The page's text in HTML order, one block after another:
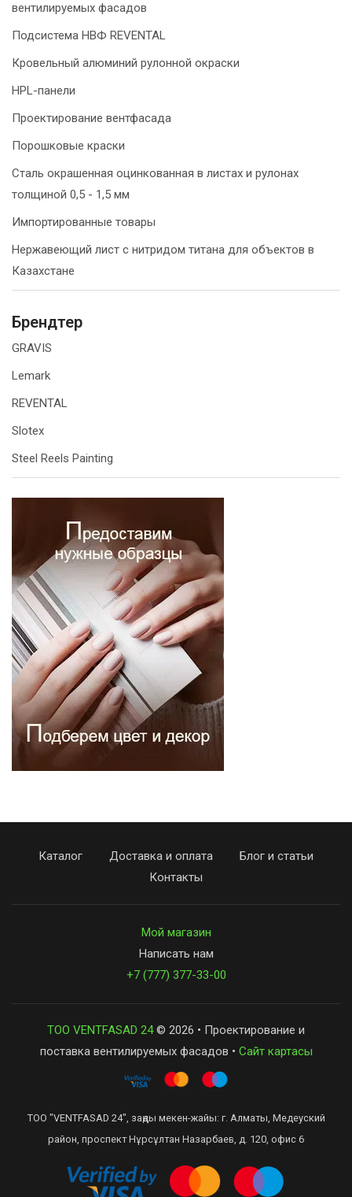
вентилируемых фасадов
Подсистема НВФ REVENTAL
Кровельный алюминий рулонной окраски
HPL-панели
Проектирование вентфасада
Порошковые краски
Сталь окрашенная оцинкованная в листах и рулонах
толщиной 0,5 - 1,5 мм
Импортированные товары
Нержавеющий лист с нитридом титана для объектов в
Казахстане
Брендтер
GRAVIS
Lemark
REVENTAL
Slotex
Steel Reels Painting
Каталог Доставка и оплата
Блог и статьи
Контакты
Мой магазин
Написать нам
+7 (777) 377-33-00
ТОО VENTFASAD 24© 2026 • Проектирование и
поставка вентилируемых фасадов • Сайт картасы
ТОО "VENTFASAD 24", заңды мекен-жайы: г. Алматы, Медеуский
район, проспект Нұрсұлтан Назарбаев, д. 120, офис 6